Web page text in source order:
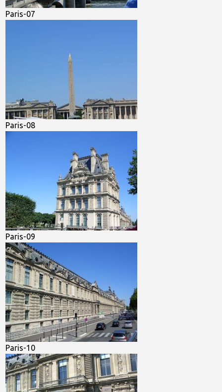
Paris-07
Paris-08
Paris-09
Paris-10